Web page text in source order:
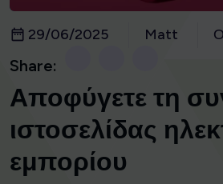
29/06/2025 Matt
Share:
Αποφύγετε τη
ιστοσελίδας
εμπορίου